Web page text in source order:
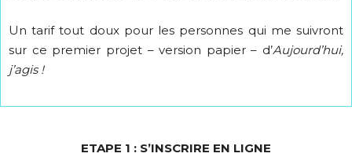
Un tarif tout doux pour les personnes qui me suivront
sur ce premier projet – version papier – d’Aujourd’hui,
j’agis !
ETAPE 1 : S’INSCRIRE EN LIGNE